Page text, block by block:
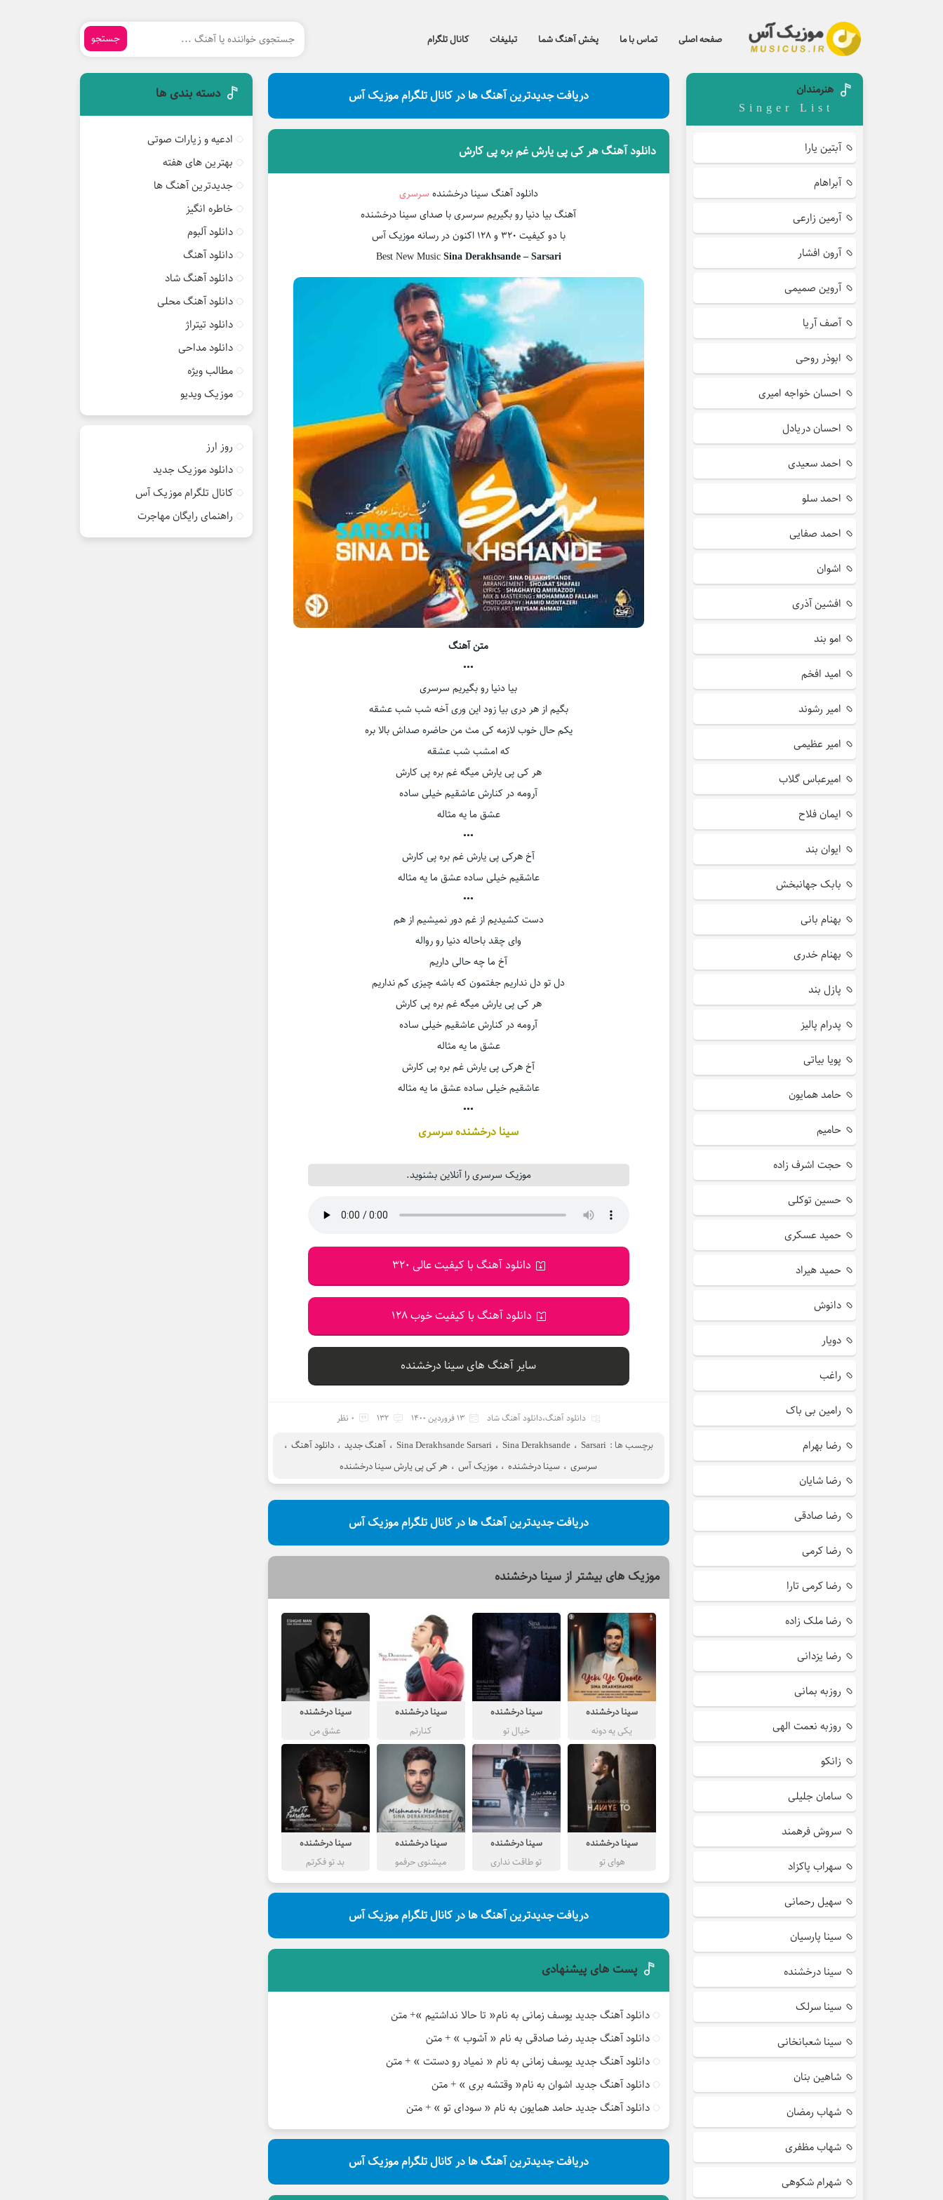
صفحه اصلی تماس با ما پخش آهنگ شما تبلیغات کانال تلگرام جستجو
دریافت جدیدترین آهنگ ها در کانال تلگرام موزیک آس
دانلود آهنگ هر کی پی یارش غم بره پی کارش
دانلود آهنگ سینا درخشنده سرسری
آهنگ بیا دنیا رو بگیریم سرسری با صدای سینا درخشنده
با دو کیفیت ۳۲۰ و ۱۲۸ اکنون در رسانه موزیک آس
Best New MusicSina Derakhsande – Sarsari
متن آهنگ
•••
بیا دنیا رو بگیریم سرسری
بگیم از هر دری بیا زود این وری آخه شب شب عشقه
یکم حال خوب لازمه کی مث من حاضره صداش بالا بره
که امشب شب عشقه
هر کی پی یارش میگه غم بره پی کارش
آرومه در کنارش عاشقیم خیلی ساده
عشق ما یه مثاله
•••
آخ هرکی پی یارش غم بره پی کارش
عاشقیم خیلی ساده عشق ما یه مثاله
•••
دست کشیدیم از غم دور نمیشیم از هم
وای چقد باحاله دنیا رو رواله
آخ ما چه حالی داریم
دل تو دل نداریم جفتمون که باشه چیزی کم نداریم
هر کی پی یارش میگه غم بره پی کارش
آرومه در کنارش عاشقیم خیلی ساده
عشق ما یه مثاله
آخ هرکی پی یارش غم بره پی کارش
عاشقیم خیلی ساده عشق ما یه مثاله
•••
سینا درخشنده سرسری
موزیک سرسری را آنلاین بشنوید.
دانلود آهنگ با کیفیت عالی 320
دانلود آهنگ با کیفیت خوب 128
سایر آهنگ های سینا درخشنده
دانلود آهنگ،دانلود آهنگ شاد 13 فروردین 1400 132 0 نظر
برچسب ها : Sarsari ، Sina Derakhsande ، Sina Derakhsande Sarsari ، آهنگ جدید ، دانلود آهنگ ،
سرسری ، سینا درخشنده ، موزیک آس ، هر کی پی یارش سینا درخشنده
دریافت جدیدترین آهنگ ها در کانال تلگرام موزیک آس
موزیک های بیشتر از سینا درخشنده
سینا درخشنده
یکی یه دونه
سینا درخشنده
خیال تو
سینا درخشنده
کنارتم
سینا درخشنده
عشق من
سینا درخشنده
هوای تو
سینا درخشنده
تو طاقت نداری
سینا درخشنده
میشنوی حرفمو
سینا درخشنده
بد تو فکرتم
دریافت جدیدترین آهنگ ها در کانال تلگرام موزیک آس
پست های پیشنهادی
دانلود آهنگ جدید یوسف زمانی به نام« تا حالا نداشتیم »+ متن
دانلود آهنگ جدید رضا صادقی به نام « آشوب » + متن
دانلود آهنگ جدید یوسف زمانی به نام « نمیاد رو دستت » + متن
دانلود آهنگ جدید اشوان به نام« وقتشه بری » + متن
دانلود آهنگ جدید حامد همایون به نام « سودای تو » + متن
دریافت جدیدترین آهنگ ها در کانال تلگرام موزیک آس
هنرمندان
Singer List
آبتین یارا
آبراهام
آرمین زارعی
آرون افشار
آروین صمیمی
آصف آریا
ابوذر روحی
احسان خواجه امیری
احسان دریادل
احمد سعیدی
احمد سلو
احمد صفایی
اشوان
افشین آذری
امو بند
امید افخم
امیر رشوند
امیر عظیمی
امیرعباس گلاب
ایمان فلاح
ایوان بند
بابک جهانبخش
بهنام بانی
بهنام خدری
پازل بند
پدرام پالیز
پویا بیاتی
حامد همایون
حامیم
حجت اشرف زاده
حسین توکلی
حمید عسکری
حمید هیراد
دانوش
دویار
راغب
رامین بی باک
رضا بهرام
رضا شایان
رضا صادقی
رضا کرمی
رضا کرمی تارا
رضا ملک زاده
رضا یزدانی
روزبه بمانی
روزبه نعمت الهی
زانکو
سامان جلیلی
سروش فرهمند
سهراب پاکزاد
سهیل رحمانی
سینا پارسیان
سینا درخشنده
سینا سرلک
سینا شعبانخانی
شاهین بنان
شهاب رمضان
شهاب مظفری
شهرام شکوهی
دسته بندی ها
ادعیه و زیارات صوتی
بهترین های هفته
جدیدترین آهنگ ها
خاطره انگیز
دانلود آلبوم
دانلود آهنگ
دانلود آهنگ شاد
دانلود آهنگ محلی
دانلود تیتراژ
دانلود مداحی
مطالب ویژه
موزیک ویدیو
روز ارز
دانلود موزیک جدید
کانال تلگرام موزیک آس
راهنمای رایگان مهاجرت